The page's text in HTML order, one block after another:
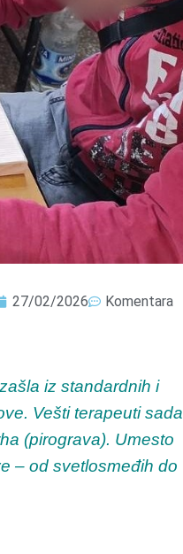
27/02/2026 Komentara
iz standardnih i
Vešti terapeuti sada
(pirograva). Umesto
– od svetlosmeđih do